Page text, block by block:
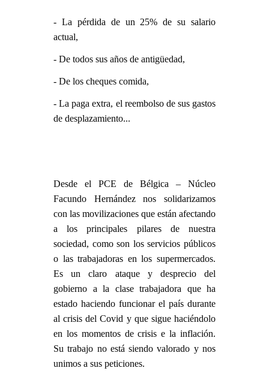
- La pérdida de un 25% de su salario
actual,
- De todos sus años de antigüedad,
- De los cheques comida,
- La paga extra, el reembolso de sus gastos
de desplazamiento...
Desde el PCE de Bélgica – Núcleo
Facundo Hernández nos solidarizamos
con las movilizaciones que están afectando
a los principales pilares de nuestra
sociedad, como son los servicios públicos
o las trabajadoras en los supermercados.
Es un claro ataque y desprecio del
gobierno a la clase trabajadora que ha
estado haciendo funcionar el país durante
al crisis del Covid y que sigue haciéndolo
en los momentos de crisis e la inflación.
Su trabajo no está siendo valorado y nos
unimos a sus peticiones.